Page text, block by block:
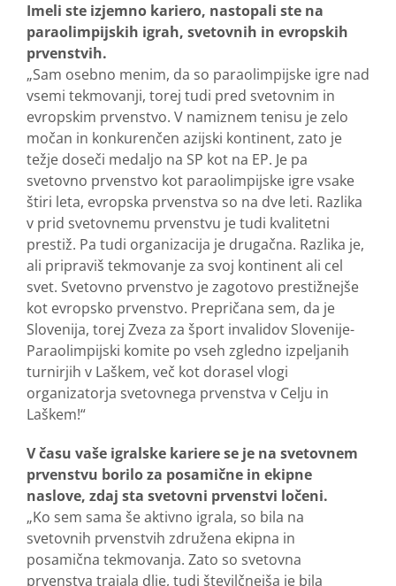
Imeli ste izjemno kariero, nastopali ste na
paraolimpijskih igrah, svetovnih in evropskih
prvenstvih.
„Sam osebno menim, da so paraolimpijske igre nad
vsemi tekmovanji, torej tudi pred svetovnim in
evropskim prvenstvo. V namiznem tenisu je zelo
močan in konkurenčen azijski kontinent, zato je
težje doseči medaljo na SP kot na EP. Je pa
svetovno prvenstvo kot paraolimpijske igre vsake
štiri leta, evropska prvenstva so na dve leti. Razlika
v prid svetovnemu prvenstvu je tudi kvalitetni
prestiž. Pa tudi organizacija je drugačna. Razlika je,
ali pripraviš tekmovanje za svoj kontinent ali cel
svet. Svetovno prvenstvo je zagotovo prestižnejše
kot evropsko prvenstvo. Prepričana sem, da je
Slovenija, torej Zveza za šport invalidov Slovenije-
Paraolimpijski komite po vseh zgledno izpeljanih
turnirjih v Laškem, več kot dorasel vlogi
organizatorja svetovnega prvenstva v Celju in
Laškem!“
V času vaše igralske kariere se je na svetovnem
prvenstvu borilo za posamične in ekipne
naslove, zdaj sta svetovni prvenstvi ločeni.
„Ko sem sama še aktivno igrala, so bila na
svetovnih prvenstvih združena ekipna in
posamična tekmovanja. Zato so svetovna
prvenstva trajala dlje, tudi številčnejša je bila